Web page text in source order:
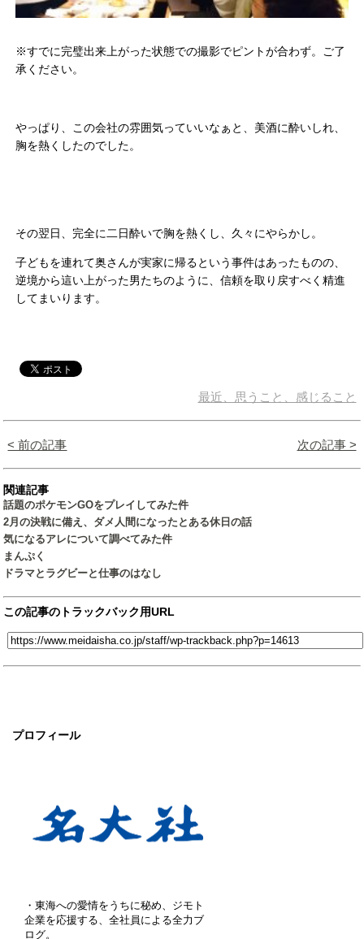
プロフィール
・東海への愛情をうちに秘め、ジモト
企業を応援する、全社員による全力ブ
ログ。
※すでに完璧出来上がった状態での撮影でピントが合わず。ご了
承ください。
やっぱり、この会社の雰囲気っていいなぁと、美酒に酔いしれ、
胸を熱くしたのでした。
その翌日、完全に二日酔いで胸を熱くし、久々にやらかし。
子どもを連れて奥さんが実家に帰るという事件はあったものの、
逆境から這い上がった男たちのように、信頼を取り戻すべく精進
してまいります。
最近、思うこと、感じること
< 前の記事 次の記事 >
関連記事
話題のポケモンGOをプレイしてみた件
2月の決戦に備え、ダメ人間になったとある休日の話
気になるアレについて調べてみた件
まんぷく
ドラマとラグビーと仕事のはなし
この記事のトラックバック用URL